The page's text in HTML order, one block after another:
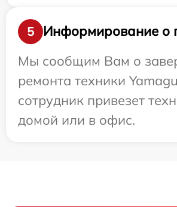
5
Информирование о
Мы сообщим Вам о
ремонта техники
сотрудник привезет
домой или в офис.